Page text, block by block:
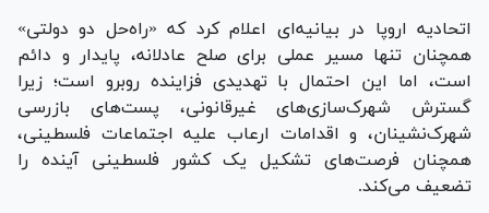
اتحادیه اروپا در بیانیه‌ای اعلام کرد که «راه‌حل دو دولتی»
همچنان تنها مسیر عملی برای صلح عادلانه، پایدار و دائم
است، اما این احتمال با تهدیدی فزاینده روبرو است؛ زیرا
گسترش شهرک‌سازی‌های غیرقانونی، پست‌های بازرسی
شهرک‌نشینان، و اقدامات ارعاب علیه اجتماعات فلسطینی،
همچنان فرصت‌های تشکیل یک کشور فلسطینی آینده را
تضعیف می‌کند.